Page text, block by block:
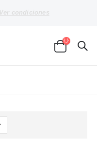
Ver condiciones